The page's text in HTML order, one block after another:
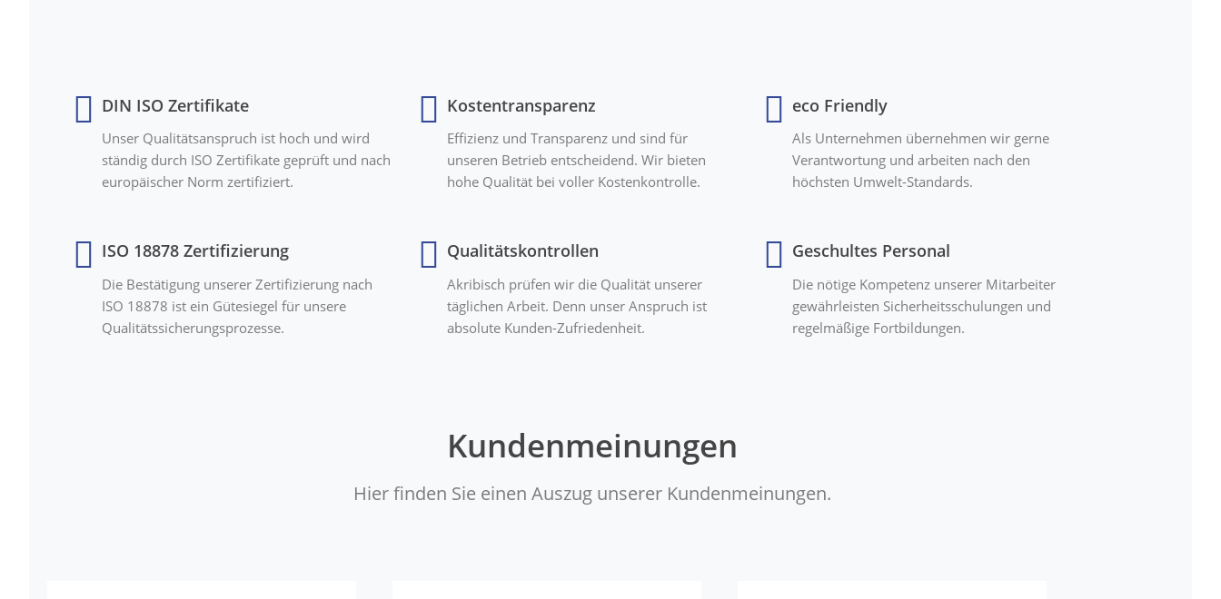
DIN ISO Zertifikate
Unser Qualitätsanspruch ist hoch und wird
ständig durch ISO Zertifikate geprüft und nach
europäischer Norm zertifiziert.
ISO 18878 Zertifizierung
Die Bestätigung unserer Zertifizierung nach
ISO 18878 ist ein Gütesiegel für unsere
Qualitätssicherungsprozesse.
Kostentransparenz
Effizienz und Transparenz und sind für
unseren Betrieb entscheidend. Wir bieten
hohe Qualität bei voller Kostenkontrolle.
Qualitätskontrollen
Akribisch prüfen wir die Qualität unserer
täglichen Arbeit. Denn unser Anspruch ist
absolute Kunden-Zufriedenheit.
eco Friendly
Als Unternehmen übernehmen wir gerne
Verantwortung und arbeiten nach den
höchsten Umwelt-Standards.
Geschultes Personal
Die nötige Kompetenz unserer Mitarbeiter
gewährleisten Sicherheitsschulungen und
regelmäßige Fortbildungen.
Kundenmeinungen
Hier finden Sie einen Auszug unserer Kundenmeinungen.